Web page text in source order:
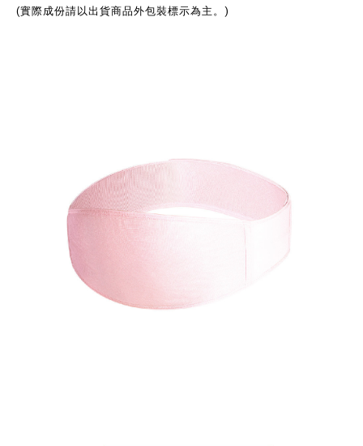
(實際成份請以出貨商品外包裝標示為主。)